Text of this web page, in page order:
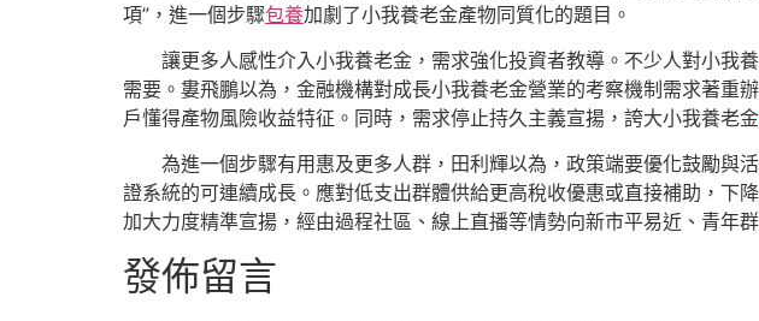
項”，進一個步驟包養加劇了小我養老金產物同質化的題目。
讓更多人感性介入小我養老金，需求強化投資者教導。不少人對小我
需要。婁飛鵬以為，金融機構對成長小我養老金營業的考察機制需求著重
戶懂得產物風險收益特征。同時，需求停止持久主義宣揚，誇大小我養老金
為進一個步驟有用惠及更多人群，田利輝以為，政策端要優化鼓勵與
證系統的可連續成長。應對低支出群體供給更高稅收優惠或直接補助，下
加大力度精準宣揚，經由過程社區、線上直播等情勢向新市平易近、青年
發佈留言